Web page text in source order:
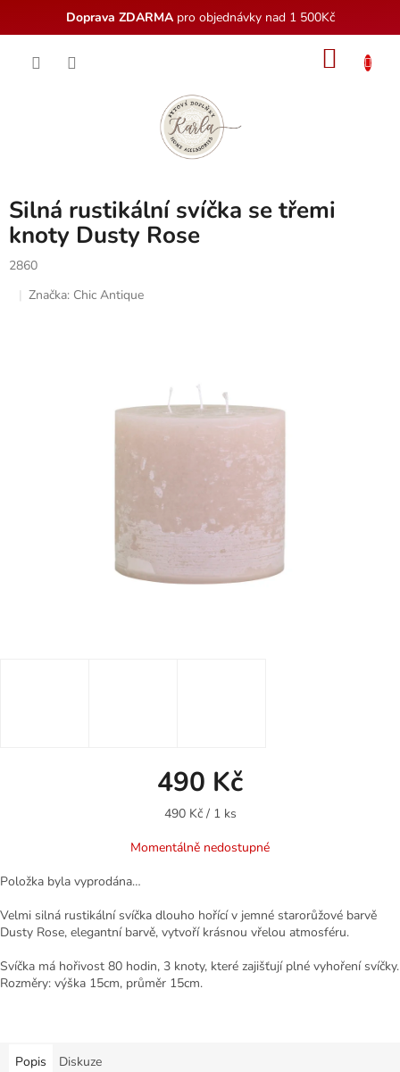
Doprava ZDARMApro objednávky nad 1 500Kč
Silná rustikální svíčka se třemi
knoty Dusty Rose
2860
Značka: Chic Antique
490 Kč
Měrná
490 Kč / 1 ks
Momentálně nedostupné
Položka byla vyprodána…
Velmi silná rustikální svíčka dlouho hořící v jemné starorůžové barvě
Dusty Rose, elegantní barvě, vytvoří krásnou vřelou atmosféru.
Svíčka má hořivost 80 hodin, 3 knoty, které zajišťují plné vyhoření svíčky.
Rozměry: výška 15cm, průměr 15cm.
Popis Diskuze